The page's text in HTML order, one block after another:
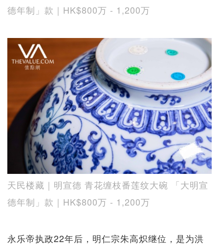
德年制」款｜HK$800万 - 1,200万
天民楼藏｜明宣德 青花缠枝番莲纹大碗 「大明宣
德年制」款｜HK$800万 - 1,200万
永乐帝执政22年后，明仁宗朱高炽继位，是为洪